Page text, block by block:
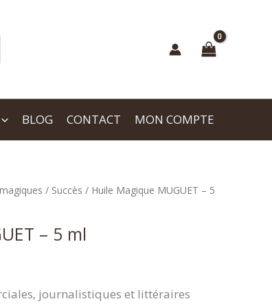
BLOG CONTACT MON COMPTE
/ Succès / Huile Magique MUGUET – 5
– 5 ml
journalistiques et littéraires